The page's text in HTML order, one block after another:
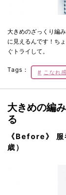
大きめのざっくり編
に見えるんです！ち
ぐトライして。
Tags： こなれ感
大きめの編
る
《Before》
歳）